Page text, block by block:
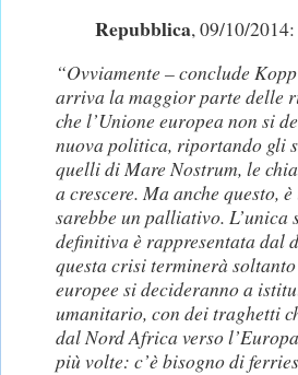
Repubblica, 09/10/2014:
“Ovviamente – conclude
arriva la maggior parte delle
che l’Unione europea non si
nuova politica, riportando gli
quelli di Mare Nostrum, le
a crescere. Ma anche questo,
sarebbe un palliativo. L’unica
definitiva è rappresentata
questa crisi terminerà
europee si decideranno a
umanitario, con dei traghetti
dal Nord Africa verso
più volte: c’è bisogno di